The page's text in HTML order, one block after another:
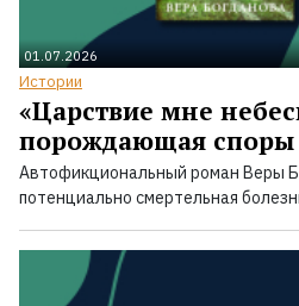
01.07.2026
Истории
«Царствие мне
порождающая споры
Автофикциональный роман Веры
потенциально смертельная